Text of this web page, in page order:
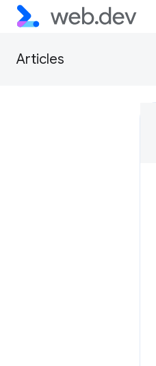
Articles